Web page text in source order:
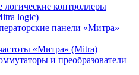
контроллеры
logic)
панели «Митра»
«Митра» (Mitra)
и преобразователи